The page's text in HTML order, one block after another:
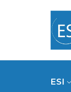
ESI